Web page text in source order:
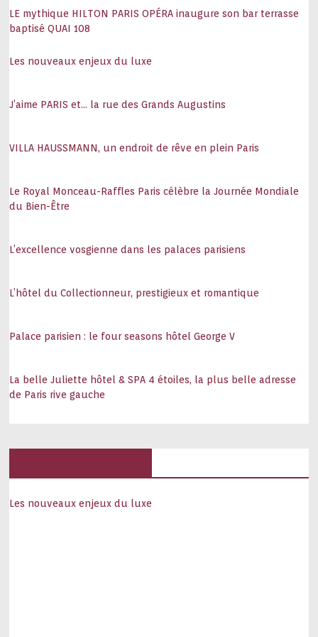
LE mythique HILTON PARIS OPÉRA inaugure son bar terrasse
baptisé QUAI 108
Les nouveaux enjeux du luxe
J’aime PARIS et… la rue des Grands Augustins
VILLA HAUSSMANN, un endroit de rêve en plein Paris
Le Royal Monceau-Raffles Paris célèbre la Journée Mondiale
du Bien-Être
L’excellence vosgienne dans les palaces parisiens
L’hôtel du Collectionneur, prestigieux et romantique
Palace parisien : le four seasons hôtel George V
La belle Juliette hôtel & SPA 4 étoiles, la plus belle adresse
de Paris rive gauche
Les nouveaux enjeux du luxe